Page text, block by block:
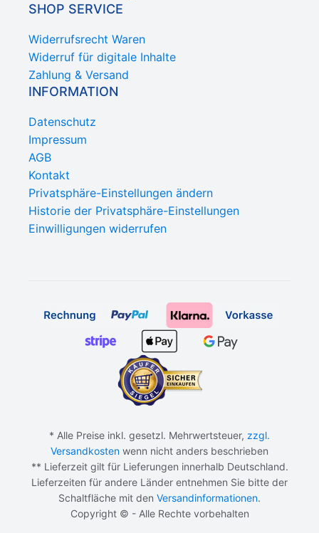
SHOP SERVICE
Widerrufsrecht Waren
Widerruf für digitale Inhalte
Zahlung & Versand
INFORMATION
Datenschutz
Impressum
AGB
Kontakt
Privatsphäre-Einstellungen ändern
Historie der Privatsphäre-Einstellungen
Einwilligungen widerrufen
* Alle Preise inkl. gesetzl. Mehrwertsteuer, zzgl.
Versandkosten wenn nicht anders beschrieben
** Lieferzeit gilt für Lieferungen innerhalb Deutschland.
Lieferzeiten für andere Länder entnehmen Sie bitte der
Schaltfläche mit den Versandinformationen.
Copyright © - Alle Rechte vorbehalten